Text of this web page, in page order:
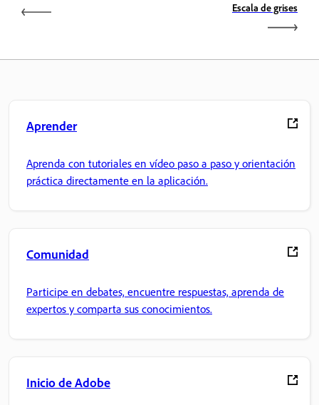
Escala de grises
Aprender
Aprenda con tutoriales en vídeo paso a paso y orientación
práctica directamente en la aplicación.
Comunidad
Participe en debates, encuentre respuestas, aprenda de
expertos y comparta sus conocimientos.
Inicio de Adobe